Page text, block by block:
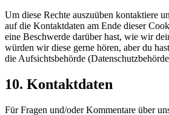
Um diese Rechte auszuüben kontaktiere
auf die Kontaktdaten am Ende dieser
eine Beschwerde darüber hast, wie wir
würden wir diese gerne hören, aber du
die Aufsichtsbehörde
10. Kontaktdaten
Für Fragen und/oder Kommentare über